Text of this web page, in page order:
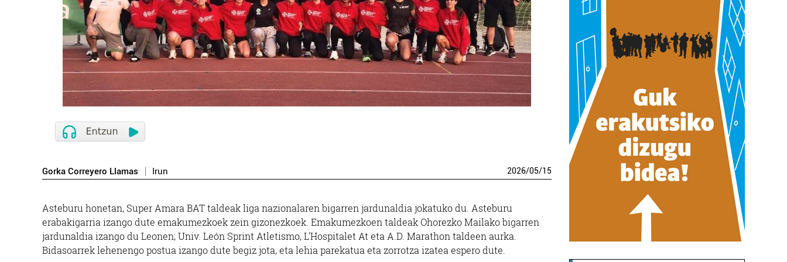
Gorka Correyero Llamas Irun 2026/05/15
Asteburu honetan, Super Amara BAT taldeak liga nazionalaren bigarren jardunaldia jokatuko du. Asteburu
erabakigarria izango dute emakumezkoek zein gizonezkoek. Emakumezkoen taldeak Ohorezko Mailako bigarren
jardunaldia izango du Leonen; Univ. León Sprint Atletismo, L’Hospitalet At eta A.D. Marathon taldeen aurka.
Bidasoarrek lehenengo postua izango dute begiz jota, eta lehia parekatua eta zorrotza izatea espero dute.